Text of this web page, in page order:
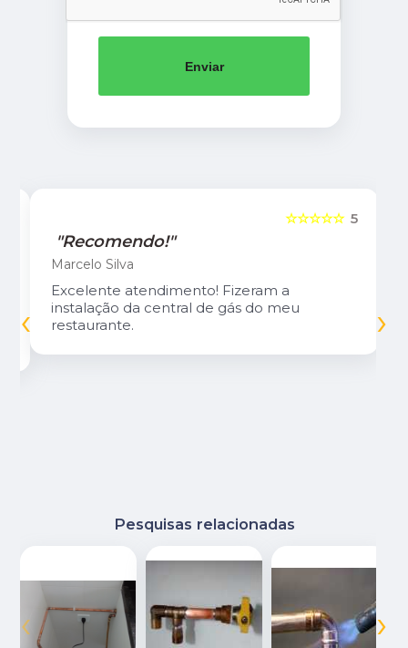
Enviar
5
☆☆☆☆☆
"Recomendo!"
Marcelo Silva
Excelente atendimento! Fizeram a
instalação da central de gás do meu
restaurante.
‹ ›
Pesquisas relacionadas
‹ ›